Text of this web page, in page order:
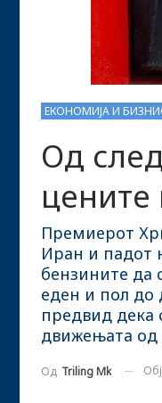
ЕКОНОМИЈА И
Од
Премиерот
Иран и падот
бензините да
еден и пол до
предвид дека
движењата од
Од Triling Mk